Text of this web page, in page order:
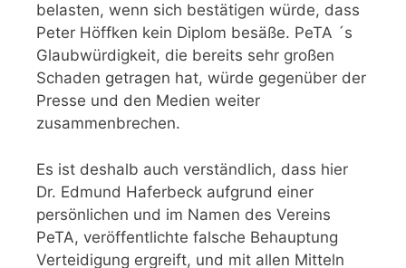
belasten, wenn sich bestätigen würde, dass
Peter Höffken kein Diplom besäße. PeTA ´s
Glaubwürdigkeit, die bereits sehr großen
Schaden getragen hat, würde gegenüber der
Presse und den Medien weiter
zusammenbrechen.
Es ist deshalb auch verständlich, dass hier
Dr. Edmund Haferbeck aufgrund einer
persönlichen und im Namen des Vereins
PeTA, veröffentlichte falsche Behauptung
Verteidigung ergreift, und mit allen Mitteln